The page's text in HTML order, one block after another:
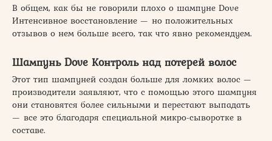
В общем, как бы не говорили плохо о шампуне Dove
Интенсивное восстановление — но положительных
отзывов о нем больше всего, так что явно рекомендуем.
Шампунь Dove Контроль над потерей волос
Этот тип шампуней создан больше для ломких волос —
производители заявляют, что с помощью этого шампуня
они становятся более сильными и перестают выпадать
— все это благодаря специальной микро-сыворотке в
составе.